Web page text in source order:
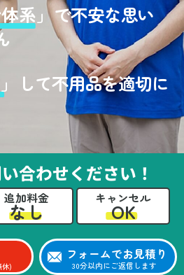
系」で不安な思い
して不用品を適切に
合わせください！
追加料金
なし
キャンセル
OK
休)
フォームでお見積り
30分以内にご返信します